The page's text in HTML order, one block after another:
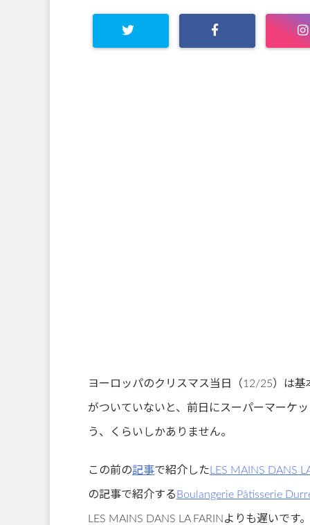
ヨーロッパのクリスマス当日（12/25）は
がついていないと、前日にスーパーマーケ
う、くらいしかありません。
この前の記事で紹介したLES MAINS DANS
の記事で紹介するBoulangerie Pâtisserie
LES MAINS DANS LA FARINよりも遅いで